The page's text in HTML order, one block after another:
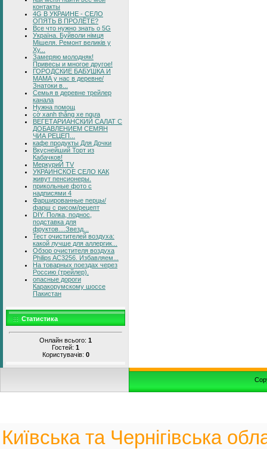
контакты
4G В УКРАИНЕ - СЕЛО
ОПЯТЬ В ПРОЛЁТЕ?
Все что нужно знать о 5G
Україна. Буйволи німця
Мішеля. Ремонт великів у
Ху...
Замеряю молодняк!
Привесы и многое другое!
ГОРОДСКИЕ БАБУШКА И
МАМА у нас в деревне/
Знатоки в...
Семья в деревне трейлер
канала
Нужна помощ
cờ xanh thắng xe ngựa
ВЕГЕТАРИАНСКИЙ САЛАТ С
ДОБАВЛЕНИЕМ СЕМЯН
ЧИА РЕЦЕП...
кафе продукты Для Дочки
Вкуснейший Торт из
Кабачков!
МеркуриЙ TV
УКРАИНСКОЕ СЕЛО КАК
живут пенсионеры.
прикольные фото с
надписями 4
Фаршированные перцы/
фарш с рисом/рецепт
DIY. Полка, поднос,
подставка для
фруктов....Звезд...
Тест очистителей воздуха:
какой лучше для аллергик...
Обзор очистителя воздуха
Philips AC3256. Избавляем...
На товарных поездах через
Россию (трейлер).
опасные дороги
Каракорумскому шоссе
Пакистан
Статистика
Онлайн всього: 1
Гостей: 1
Користувачів: 0
Київська та Чернігівська